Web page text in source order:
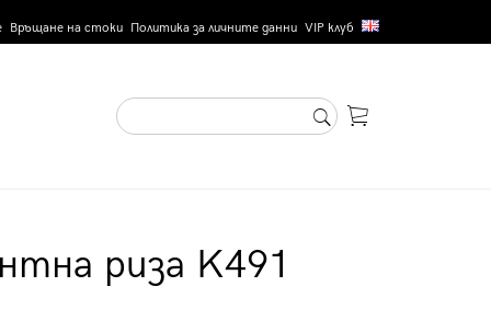
Връщане на стоки Политика за личните данни VIP клуб
риза K491